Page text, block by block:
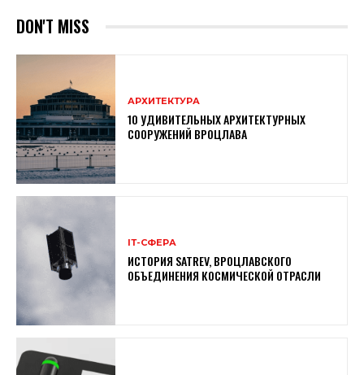
DON'T MISS
АРХИТЕКТУРА
10 УДИВИТЕЛЬНЫХ АРХИТЕКТУРНЫХ
СООРУЖЕНИЙ ВРОЦЛАВА
ІТ-СФЕРА
ИСТОРИЯ SATREV, ВРОЦЛАВСКОГО
ОБЪЕДИНЕНИЯ КОСМИЧЕСКОЙ ОТРАСЛИ